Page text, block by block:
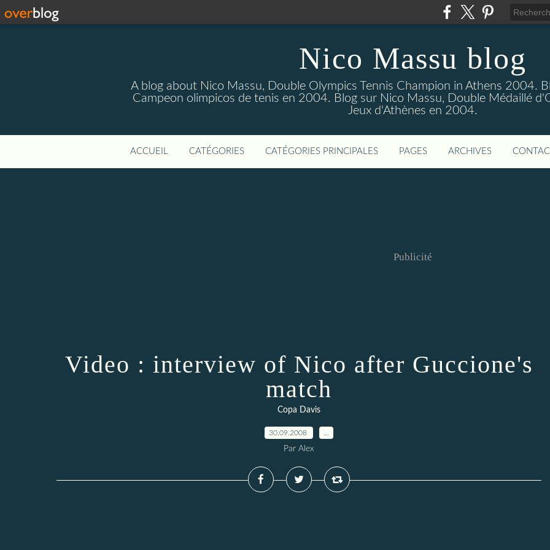
Nico Massu blog
A blog about Nico Massu, Double Olympics Tennis Champion in Athens 2004.
Campeon olimpicos de tenis en 2004. Blog sur Nico Massu, Double Médaillé
Jeux d'Athènes en 2004.
ACCUEIL CATÉGORIES CATÉGORIES PRINCIPALES PAGES ARCHIVES
Publicité
Video : interview of Nico after Guccione's
match
Copa Davis
30.09.2008
Par Alex